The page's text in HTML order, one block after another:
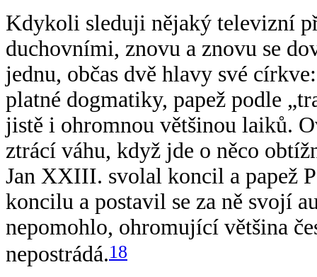
Kdykoli sleduji nějaký televizní
duchovními, znovu a znovu se
jednu, občas dvě hlavy své
platné dogmatiky, papež podle
jistě i ohromnou většinou laiků.
ztrácí váhu, když jde o něco
Jan XXIII. svolal koncil a papež
koncilu a postavil se za ně svojí
nepomohlo, ohromující většina
nepostrádá.18